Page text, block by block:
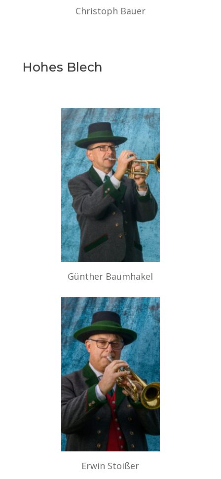
Christoph Bauer
Hohes Blech
Günther Baumhakel
Erwin Stoißer